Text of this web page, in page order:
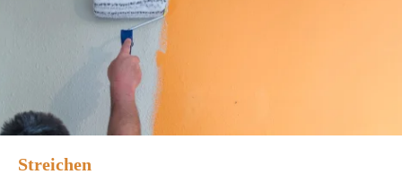
Streichen